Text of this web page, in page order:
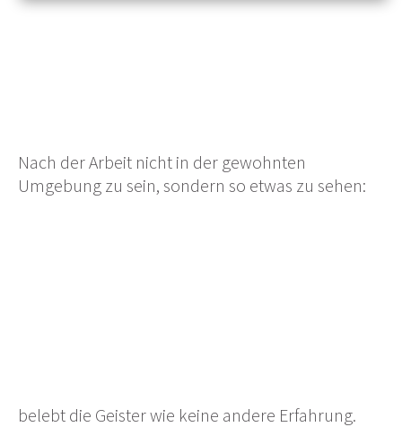
Nach der Arbeit nicht in der gewohnten
Umgebung zu sein, sondern so etwas zu sehen:
belebt die Geister wie keine andere Erfahrung.